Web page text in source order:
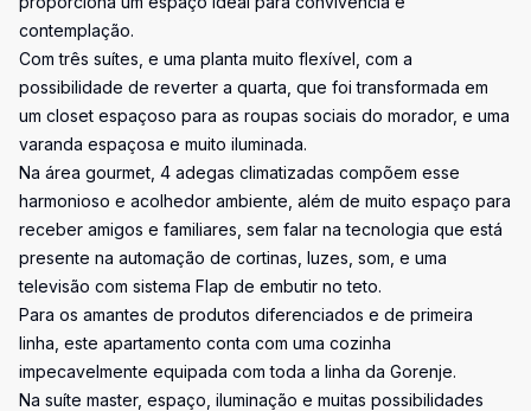
contemplação.
Com três suítes, e uma planta muito flexível, com a
possibilidade de reverter a quarta, que foi transformada em
um closet espaçoso para as roupas sociais do morador, e uma
varanda espaçosa e muito iluminada.
Na área gourmet, 4 adegas climatizadas compõem esse
harmonioso e acolhedor ambiente, além de muito espaço para
receber amigos e familiares, sem falar na tecnologia que está
presente na automação de cortinas, luzes, som, e uma
televisão com sistema Flap de embutir no teto.
Para os amantes de produtos diferenciados e de primeira
linha, este apartamento conta com uma cozinha
impecavelmente equipada com toda a linha da Gorenje.
Na suíte master, espaço, iluminação e muitas possibilidades